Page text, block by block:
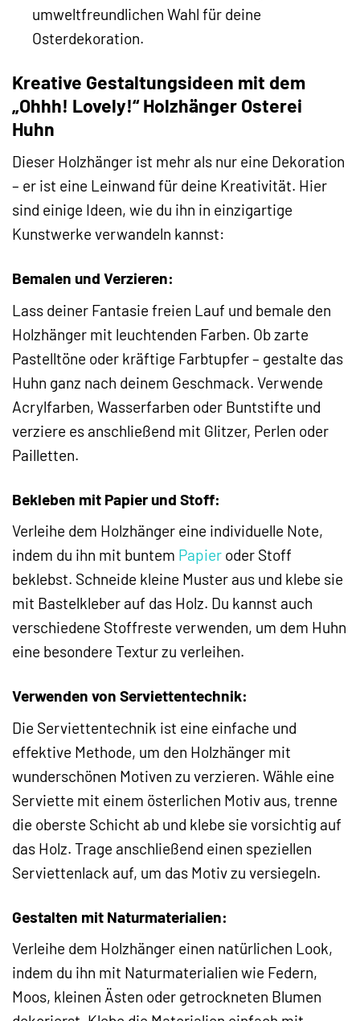
umweltfreundlichen Wahl für deine
Osterdekoration.
Kreative Gestaltungsideen mit dem
„Ohhh! Lovely!“ Holzhänger Osterei
Huhn
Dieser Holzhänger ist mehr als nur eine Dekoration
– er ist eine Leinwand für deine Kreativität. Hier
sind einige Ideen, wie du ihn in einzigartige
Kunstwerke verwandeln kannst:
Bemalen und Verzieren:
Lass deiner Fantasie freien Lauf und bemale den
Holzhänger mit leuchtenden Farben. Ob zarte
Pastelltöne oder kräftige Farbtupfer – gestalte das
Huhn ganz nach deinem Geschmack. Verwende
Acrylfarben, Wasserfarben oder Buntstifte und
verziere es anschließend mit Glitzer, Perlen oder
Pailletten.
Bekleben mit Papier und Stoff:
Verleihe dem Holzhänger eine individuelle Note,
indem du ihn mit buntem Papier oder Stoff
beklebst. Schneide kleine Muster aus und klebe sie
mit Bastelkleber auf das Holz. Du kannst auch
verschiedene Stoffreste verwenden, um dem Huhn
eine besondere Textur zu verleihen.
Verwenden von Serviettentechnik:
Die Serviettentechnik ist eine einfache und
effektive Methode, um den Holzhänger mit
wunderschönen Motiven zu verzieren. Wähle eine
Serviette mit einem österlichen Motiv aus, trenne
die oberste Schicht ab und klebe sie vorsichtig auf
das Holz. Trage anschließend einen speziellen
Serviettenlack auf, um das Motiv zu versiegeln.
Gestalten mit Naturmaterialien:
Verleihe dem Holzhänger einen natürlichen Look,
indem du ihn mit Naturmaterialien wie Federn,
Moos, kleinen Ästen oder getrockneten Blumen